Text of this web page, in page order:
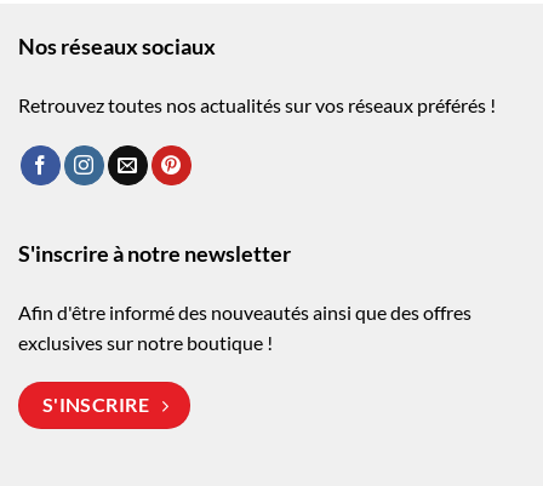
Nos réseaux sociaux
Retrouvez toutes nos actualités sur vos réseaux préférés !
S'inscrire à notre newsletter
Afin d'être informé des nouveautés ainsi que des offres
exclusives sur notre boutique !
S'INSCRIRE